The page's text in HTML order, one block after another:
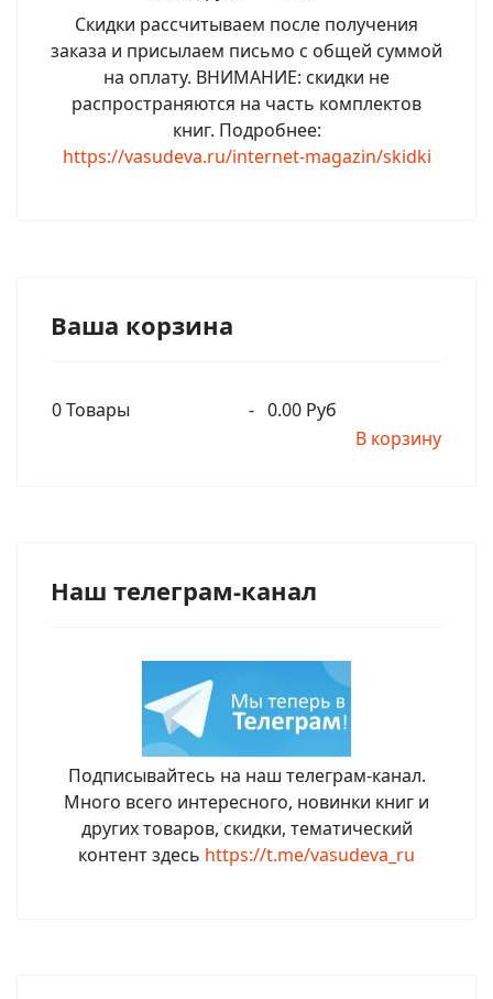
Скидки рассчитываем после получения
заказа и присылаем письмо с общей суммой
на оплату. ВНИМАНИЕ: скидки не
распространяются на часть комплектов
книг. Подробнее:
https://vasudeva.ru/internet-magazin/skidki
Ваша корзина
0Товары - 0.00 Руб
В корзину
Наш телеграм-канал
Подписывайтесь на наш телеграм-канал.
Много всего интересного, новинки книг и
других товаров, скидки, тематический
контент здесь https://t.me/vasudeva_ru